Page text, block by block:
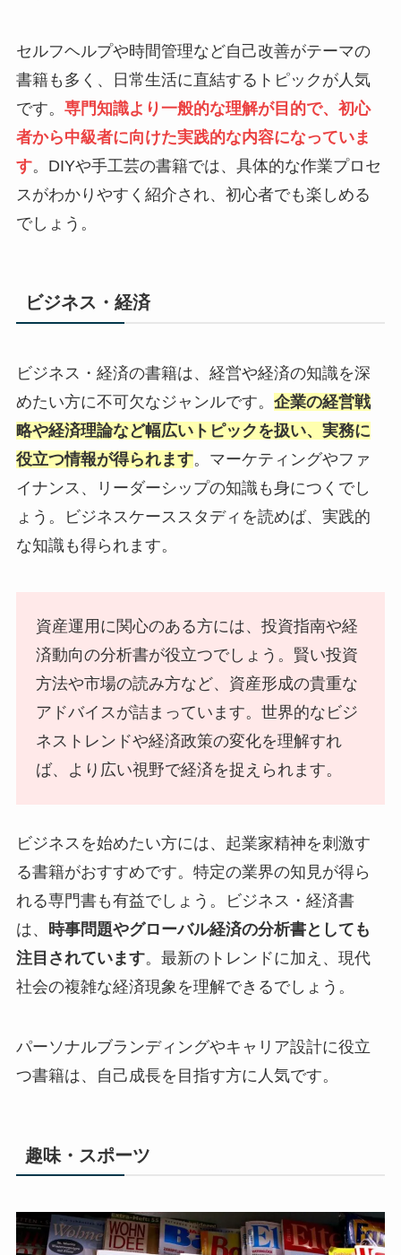
セルフヘルプや時間管理など自己改善がテーマの
書籍も多く、日常生活に直結するトピックが人気
です。 専門知識より一般的な理解が目的で、初心
者から中級者に向けた実践的な内容になっていま
す。DIYや手工芸の書籍では、具体的な作業プロセ
スがわかりやすく紹介され、初心者でも楽しめる
でしょう。
ビジネス・経済
ビジネス・経済の書籍は、経営や経済の知識を深
めたい方に不可欠なジャンルです。 企業の経営戦
略や経済理論など幅広いトピックを扱い、実務に
役立つ情報が得られます。マーケティングやファ
イナンス、リーダーシップの知識も身につくでし
ょう。ビジネスケーススタディを読めば、実践的
な知識も得られます。
資産運用に関心のある方には、投資指南や経
済動向の分析書が役立つでしょう。賢い投資
方法や市場の読み方など、資産形成の貴重な
アドバイスが詰まっています。世界的なビジ
ネストレンドや経済政策の変化を理解すれ
ば、より広い視野で経済を捉えられます。
ビジネスを始めたい方には、起業家精神を刺激す
る書籍がおすすめです。特定の業界の知見が得ら
れる専門書も有益でしょう。ビジネス・経済書
は、
時事問題やグローバル経済の分析書としても
注目されています。最新のトレンドに加え、現代
社会の複雑な経済現象を理解できるでしょう。
パーソナルブランディングやキャリア設計に役立
つ書籍は、自己成長を目指す方に人気です。
趣味・スポーツ